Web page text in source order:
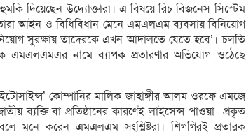
দিয়েছেন উদ্যোক্তারা। এ বিষয়ে রিচ বিজনেস সিস্টেম
আইন ও বিধিবিধান মেনে এমএলএম ব্যবসায় বিনিয়োগ
সুরক্ষায় তাদেরকে এখন আদালতে যেতে হবে’। চলতি
এমএলএমএর নামে ব্যাপক প্রতারণার অভিযোগ ওঠেছে
কোম্পানির মালিক জাহাঙ্গীর আলম ওরফে এমজে
ব্যক্তি বা প্রতিষ্ঠানের কারণেই লাইসেন্স পাওয়া প্রকৃত
মনে করেন এমএলএম সংশ্লিষ্টরা। শিগগিরই প্রতারক